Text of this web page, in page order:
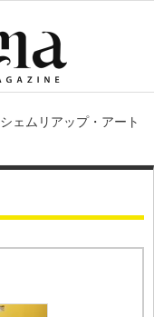
シェムリアップ・アート